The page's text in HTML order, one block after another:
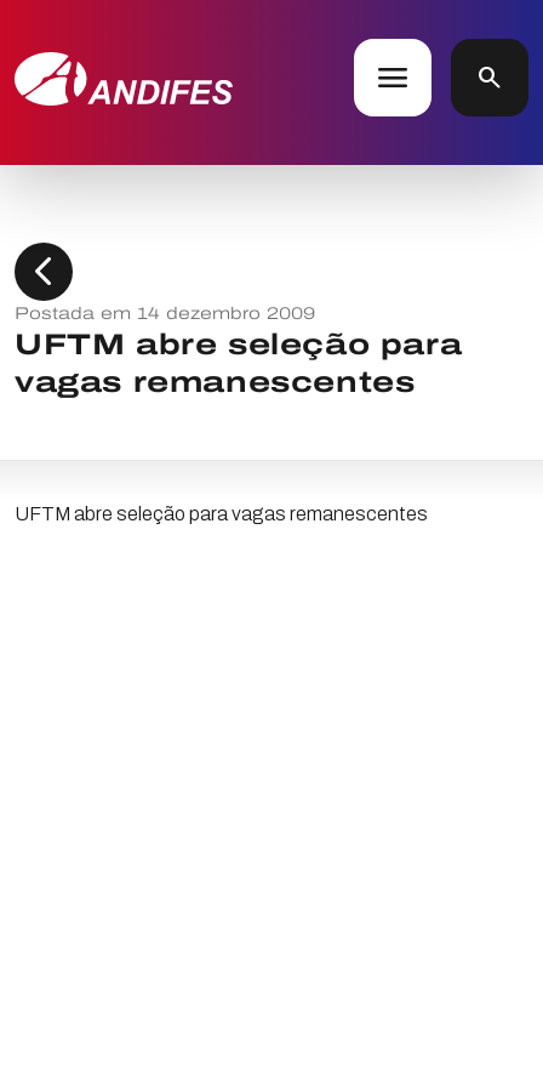
menu search
chevron_left
Postada em 14 dezembro 2009
UFTM abre seleção para
vagas remanescentes
UFTM abre seleção para vagas remanescentes